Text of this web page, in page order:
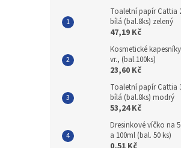
Toaletní papír Cattia
bílá (bal.8ks) zelený
47,19 Kč
Kosmetické
vr., (bal.100ks)
23,60 Kč
Toaletní papír Cattia
bílá (bal.8ks) modrý
53,24 Kč
Dresinkové víčko na
a 100ml (bal. 50 ks)